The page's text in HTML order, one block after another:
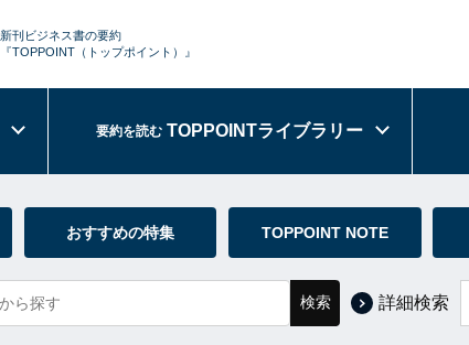
新刊ビジネス書の要約
『TOPPOINT （トップポイント）』
要約を読む TOPPOINTライブラリー
おすすめの特集 TOPPOINT NOTE
検索 詳細検索